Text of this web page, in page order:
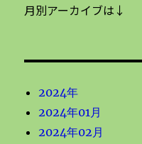
月別アーカイブは↓
2024年
2024年01月
2024年02月